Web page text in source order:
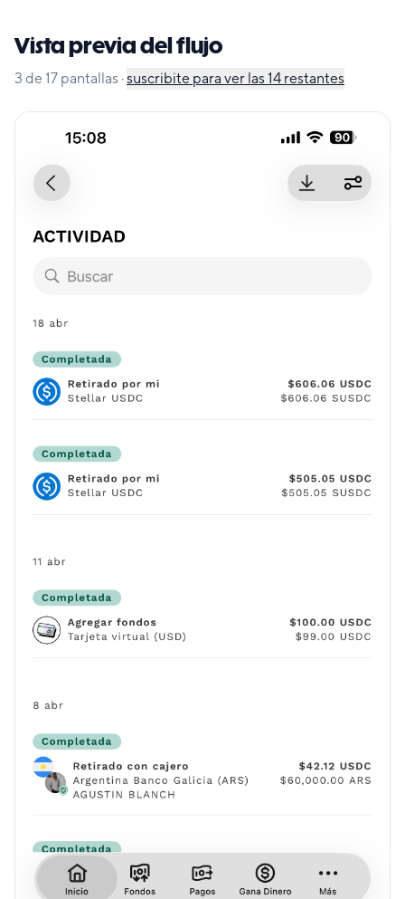
Vista previa del flujo
3 de 17 pantallas ·suscribite para ver las 14 restantes